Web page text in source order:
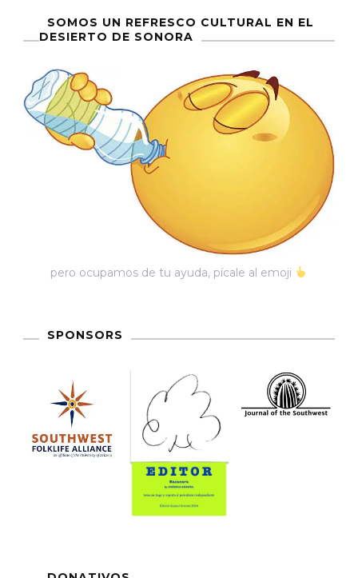
entradas
SOMOS UN REFRESCO CULTURAL EN EL
DESIERTO DE SONORA
pero ocupamos de tu ayuda, pícale al emoji
SPONSORS